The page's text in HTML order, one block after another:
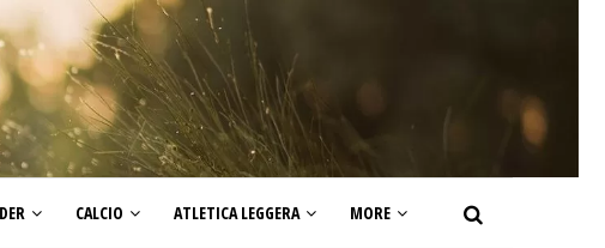
CALCIO ATLETICA LEGGERA MORE